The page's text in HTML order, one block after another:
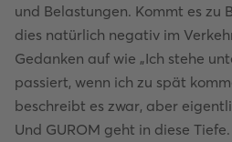
und Belastungen. Kommt es zu
dies natürlich negativ im
Gedanken auf wie „Ich stehe
passiert, wenn ich zu spät
beschreibt es zwar, aber
Und GUROM geht in diese